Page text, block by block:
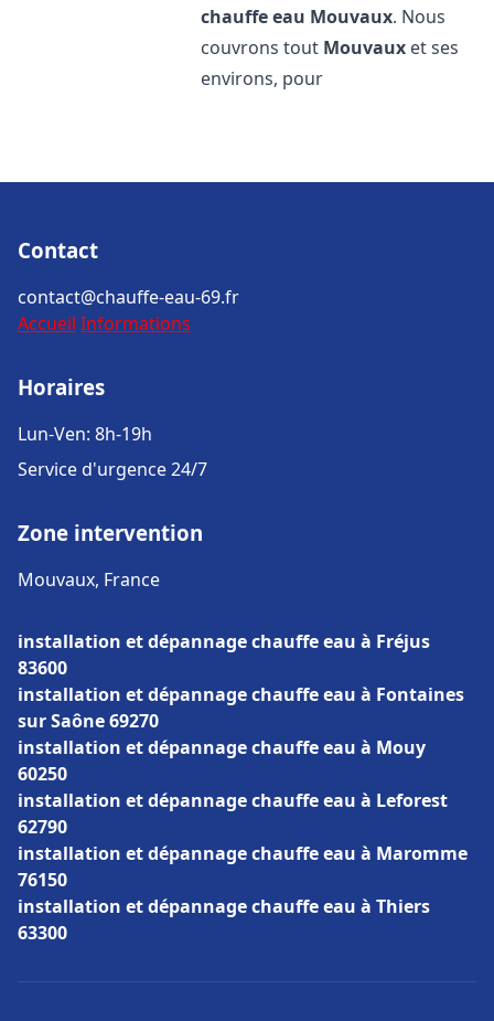
chauffe eau Mouvaux. Nous
couvrons tout Mouvaux et ses
environs, pour
Contact
contact@chauffe-eau-69.fr
Accueil Informations
Horaires
Lun-Ven: 8h-19h
Service d'urgence 24/7
Zone intervention
Mouvaux, France
installation et dépannage chauffe eau à Fréjus
83600
installation et dépannage chauffe eau à Fontaines
sur Saône 69270
installation et dépannage chauffe eau à Mouy
60250
installation et dépannage chauffe eau à Leforest
62790
installation et dépannage chauffe eau à Maromme
76150
installation et dépannage chauffe eau à Thiers
63300